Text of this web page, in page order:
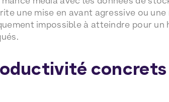
une mise en avant agressive ou
impossible à atteindre pour un